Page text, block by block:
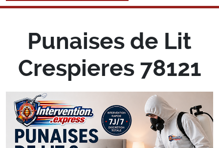
Punaises de Lit
Crespieres 78121